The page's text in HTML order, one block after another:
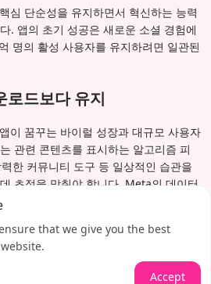
심 단순성을 유지하면서 혁신하는 능력
. 앱의 초기 성공은 새로운 소셜 경험에
명의 활성 사용자를 유지하려면 일관된
로드보다 유지
이 꿈꾸는 바이럴 성장과 대규모 사용자
관련 콘텐츠를 표시하는 알고리즘 피
한 커뮤니티 도구 등 일상적인 습관을
초점을 맞춰야 합니다. Meta의 데이터
인프라는 견고한 기반을 제공하지만,
남는 사용자는 플랫폼에서 진정한 연결
입니다. Threads가 이를 제공할 수 있
표는 시작에 불과할 것입니다.
that we give you the best
Accept